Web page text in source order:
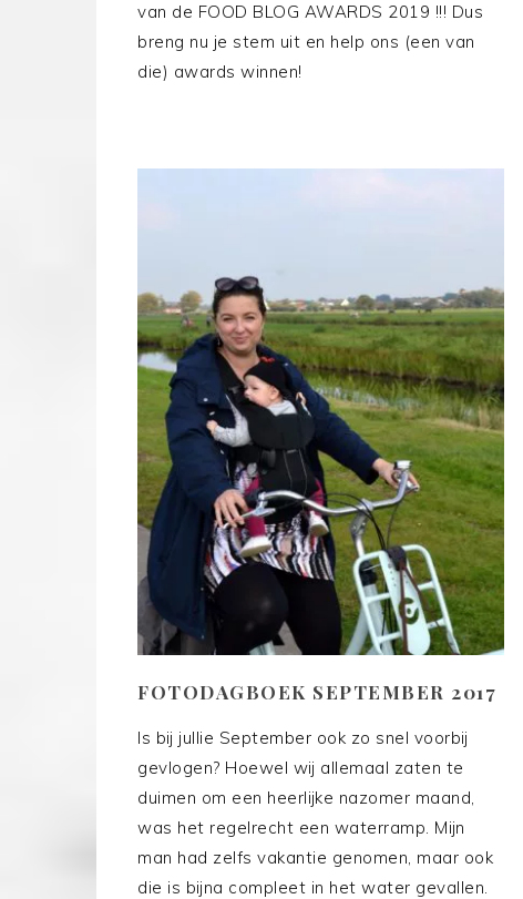
van de FOOD BLOG AWARDS 2019 !!! Dus
breng nu je stem uit en help ons (een van
die) awards winnen!
FOTODAGBOEK SEPTEMBER 2017
Is bij jullie September ook zo snel voorbij
gevlogen? Hoewel wij allemaal zaten te
duimen om een heerlijke nazomer maand,
was het regelrecht een waterramp. Mijn
man had zelfs vakantie genomen, maar ook
die is bijna compleet in het water gevallen.